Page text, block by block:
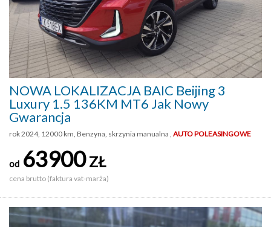
NOWA LOKALIZACJA BAIC Beijing 3
Luxury 1.5 136KM MT6 Jak Nowy
Gwarancja
rok 2024, 12000 km, Benzyna, skrzynia manualna , AUTO POLEASINGOWE
od 63900ZŁ
cena brutto (faktura vat-marża)